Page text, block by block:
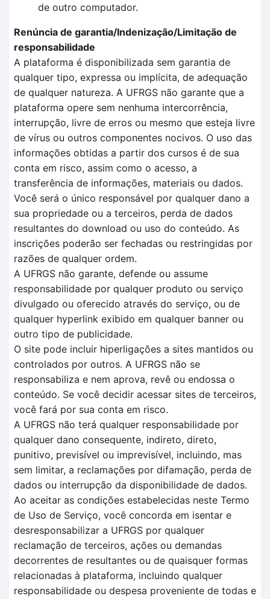
de outro computador.
Renúncia de garantia/Indenização/Limitação de
responsabilidade
A plataforma é disponibilizada sem garantia de
qualquer tipo, expressa ou implícita, de adequação
de qualquer natureza. A UFRGS não garante que a
plataforma opere sem nenhuma intercorrência,
interrupção, livre de erros ou mesmo que esteja livre
de vírus ou outros componentes nocivos. O uso das
informações obtidas a partir dos cursos é de sua
conta em risco, assim como o acesso, a
transferência de informações, materiais ou dados.
Você será o único responsável por qualquer dano a
sua propriedade ou a terceiros, perda de dados
resultantes do download ou uso do conteúdo. As
inscrições poderão ser fechadas ou restringidas por
razões de qualquer ordem.
A UFRGS não garante, defende ou assume
responsabilidade por qualquer produto ou serviço
divulgado ou oferecido através do serviço, ou de
qualquer hyperlink exibido em qualquer banner ou
outro tipo de publicidade.
O site pode incluir hiperligações a sites mantidos ou
controlados por outros. A UFRGS não se
responsabiliza e nem aprova, revê ou endossa o
conteúdo. Se você decidir acessar sites de terceiros,
você fará por sua conta em risco.
A UFRGS não terá qualquer responsabilidade por
qualquer dano consequente, indireto, direto,
punitivo, previsível ou imprevisível, incluindo, mas
sem limitar, a reclamações por difamação, perda de
dados ou interrupção da disponibilidade de dados.
Ao aceitar as condições estabelecidas neste Termo
de Uso de Serviço, você concorda em isentar e
desresponsabilizar a UFRGS por qualquer
reclamação de terceiros, ações ou demandas
decorrentes de resultantes ou de quaisquer formas
relacionadas à plataforma, incluindo qualquer
responsabilidade ou despesa proveniente de todas e